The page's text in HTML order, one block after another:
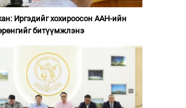
Иргэдийг хохироосон ААН-ийн
битүүмжлэнэ